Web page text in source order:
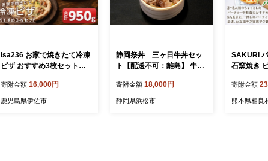
isa236 お家で焼きたて冷凍
ピザ おすすめ3枚セット＜
イサーノ＞(合計950g) 冷凍
ピザ ピザ ピッツァ カチョ
寄附金額 16,000円
鹿児島県伊佐市
静岡祭丼 三ヶ日牛丼セッ
ト【配送不可：離島】 牛肉
寄附金額 18,000円
静岡県浜松市
SAKURI
石窯焼き
寄附金額
熊本県相良